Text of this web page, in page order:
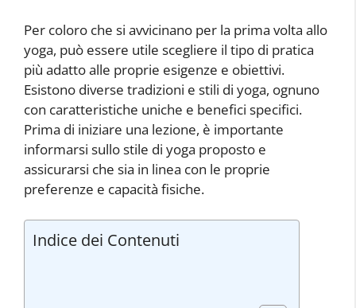
Per coloro che si avvicinano per la prima volta allo
yoga, può essere utile scegliere il tipo di pratica
più adatto alle proprie esigenze e obiettivi.
Esistono diverse tradizioni e stili di yoga, ognuno
con caratteristiche uniche e benefici specifici.
Prima di iniziare una lezione, è importante
informarsi sullo stile di yoga proposto e
assicurarsi che sia in linea con le proprie
preferenze e capacità fisiche.
Indice dei Contenuti